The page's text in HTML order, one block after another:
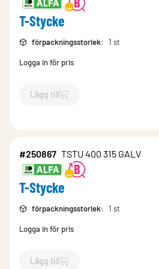
T-Stycke
förpackningsstorlek: 1 st
Logga in för pris
Lägg till
`$Lägg till
#250867 TSTU 400 315 GALV
T-Stycke
förpackningsstorlek: 1 st
Logga in för pris
Lägg till
`$Lägg till